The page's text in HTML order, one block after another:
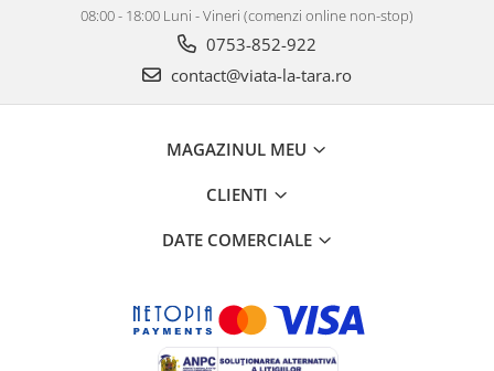
08:00 - 18:00 Luni - Vineri (comenzi online non-stop)
0753-852-922
contact@viata-la-tara.ro
MAGAZINUL MEU
CLIENTI
DATE COMERCIALE